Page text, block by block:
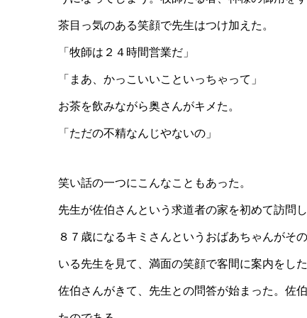
茶目っ気のある笑顔で先生はつけ加えた。
「牧師は２４時間営業だ」
「まあ、かっこいいこといっちゃって」
お茶を飲みながら奥さんがキメた。
「ただの不精なんじやないの」
笑い話の一つにこんなこともあった。
先生が佐伯さんという求道者の家を初めて訪問
８７歳になるキミさんというおばあちゃんがそ
いる先生を見て、満面の笑顔で客間に案内をした
佐伯さんがきて、先生との問答が始まった。佐